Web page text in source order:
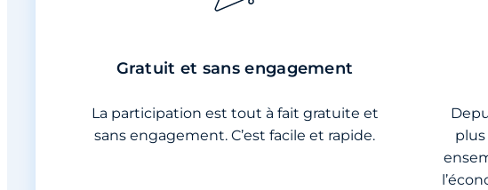
Gratuit et sans engagement
La participation est tout à fait gratuite et
sans engagement. C’est facile et rapide.